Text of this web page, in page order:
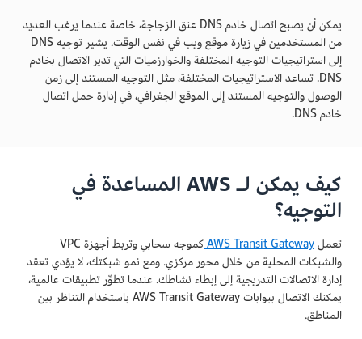
يمكن أن يصبح اتصال خادم DNS عنق الزجاجة، خاصة عندما يرغب العديد
من المستخدمين في زيارة موقع ويب في نفس الوقت. يشير توجيه DNS
إلى استراتيجيات التوجيه المختلفة والخوارزميات التي تدير الاتصال بخادم
DNS. تساعد الاستراتيجيات المختلفة، مثل التوجيه المستند إلى زمن
الوصول والتوجيه المستند إلى الموقع الجغرافي، في إدارة حمل اتصال
خادم DNS.
كيف يمكن لـ AWS المساعدة في
التوجيه؟
تعملAWS Transit Gateway
كموجه سحابي وتربط أجهزة VPC
والشبكات المحلية من خلال محور مركزي. ومع نمو شبكتك، لا يؤدي تعقد
إدارة الاتصالات التدريجية إلى إبطاء نشاطك. عندما تطوِّر تطبيقات عالمية،
يمكنك الاتصال ببوابات AWS Transit Gateway باستخدام التناظر بين
المناطق.